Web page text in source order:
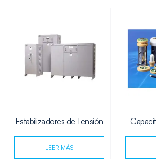
Estabilizadores de Tensión
LEER MÁS